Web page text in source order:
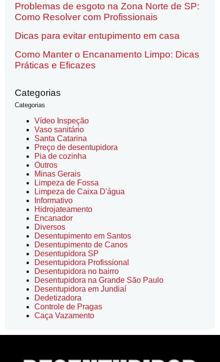
Problemas de esgoto na Zona Norte de SP:
Como Resolver com Profissionais
Dicas para evitar entupimento em casa
Como Manter o Encanamento Limpo: Dicas
Práticas e Eficazes
Categorias
Categorias
Vídeo Inspeção
Vaso sanitário
Santa Catarina
Preço de desentupidora
Pia de cozinha
Outros
Minas Gerais
Limpeza de Fossa
Limpeza de Caixa D'água
Informativo
Hidrojateamento
Encanador
Diversos
Desentupimento em Santos
Desentupimento de Canos
Desentupidora SP
Desentupidora Profissional
Desentupidora no bairro
Desentupidora na Grande São Paulo
Desentupidora em Jundiaí
Dedetizadora
Controle de Pragas
Caça Vazamento